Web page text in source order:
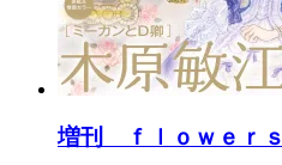
増刊 ｆｌｏｗｅｒｓ